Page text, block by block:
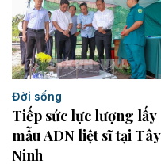
Đời sống
Tiếp sức lực lượng lấy
mẫu ADN liệt sĩ tại Tây
Ninh